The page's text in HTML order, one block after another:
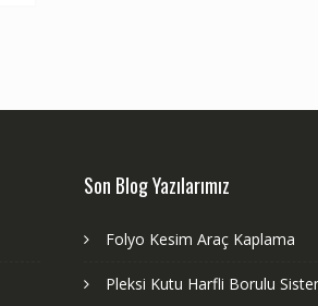
Son Blog Yazılarımız
Folyo Kesim Araç Kaplama
Pleksi Kutu Harfli Borulu